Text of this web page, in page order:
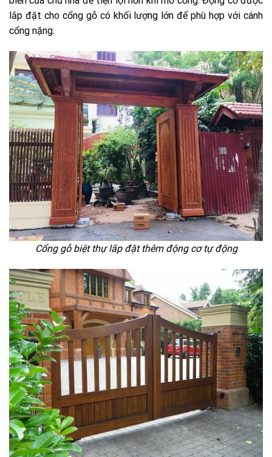
lắp đặt cho cổng gỗ có khối lượng lớn để phù hợp với cánh
cổng nặng.
Cổng gỗ biệt thự lắp đặt thêm động cơ tự động